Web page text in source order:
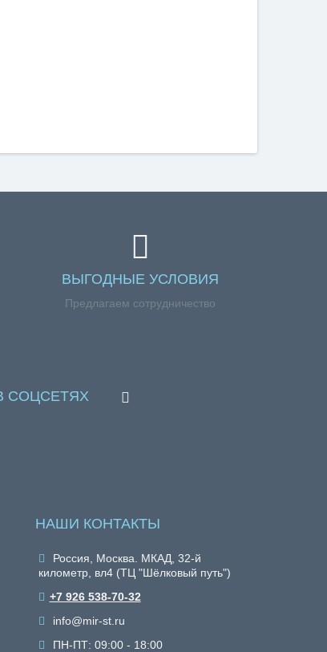
ВЫГОДНЫЕ УСЛОВИЯ
Предлагаем сотрудничество
СОЦСЕТЯХ
НАШИ КОНТАКТЫ
Россия, Москва. МКАД, 32-й
километр, вл4 (ТЦ "Шёлковый путь")
+7 926 538-70-32
info@mir-st.ru
ПН-ПТ: 09:00 - 18:00